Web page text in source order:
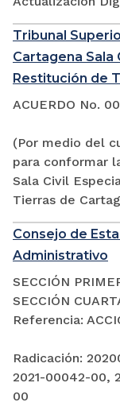
Tribunal
Cartagena Sala
Restitución de
ACUERDO No.
(Por medio del
para conformar
Sala Civil
Tierras de
Consejo de
Administrativo
SECCIÓN
SECCIÓN
Referencia:
Radicación:
2021-00042-00,
00